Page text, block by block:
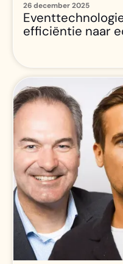
26 december 2025
efficiëntie naar